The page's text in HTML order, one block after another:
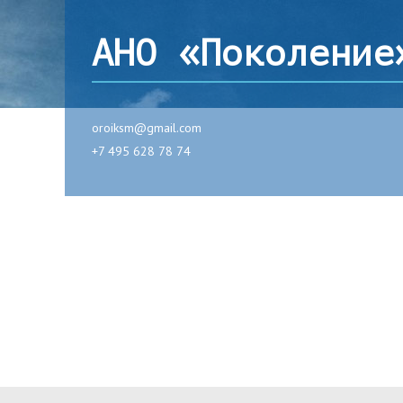
АНО
oroiksm@gmail.com
+7 495 628 78 74